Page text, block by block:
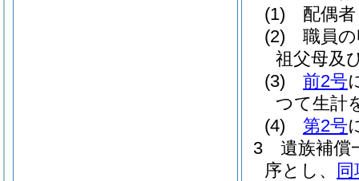
(1)
配偶者
(2)
職員
祖父母及
(3)
前2号
つて生計
(4)
第2号
3
遺族補償
序とし、